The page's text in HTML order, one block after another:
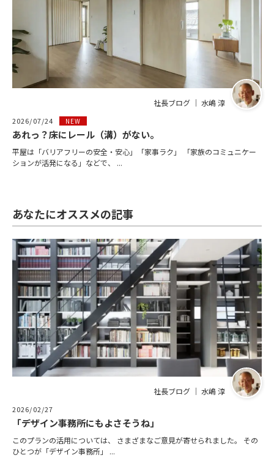
社長ブログ ｜ 水嶋 淳
2026/07/24 NEW
あれっ？床にレール（溝）がない。
平屋は「バリアフリーの安全・安心」「家事ラク」 「家族のコミュニケー
ションが活発になる」などで、 ...
あなたにオススメの記事
社長ブログ ｜ 水嶋 淳
2026/02/27
「デザイン事務所にもよさそうね」
このプランの活用については、 さまざまなご意見が寄せられました。 その
ひとつが「デザイン事務所」 ...